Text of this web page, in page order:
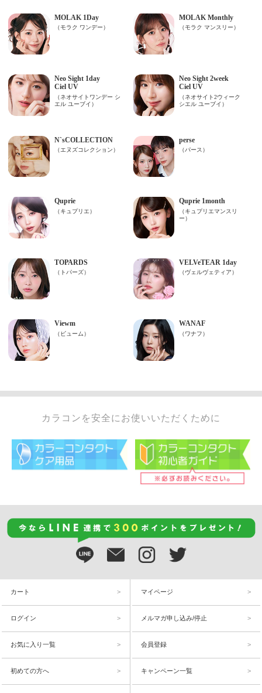
カラコンを安全にお使いいただくために
カート マイページ
ログイン メルマガ申し込み/停止
お気に入り一覧 会員登録
初めての方へ キャンペーン一覧